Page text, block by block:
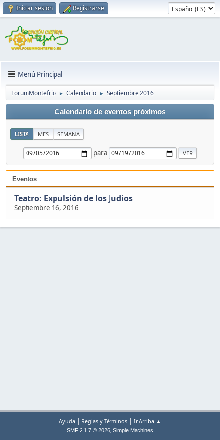
Iniciar sesión Registrarse
Menú Principal
ForumMontefrio ► Calendario ► Septiembre 2016
Calendario de eventos próximos
LISTA MES SEMANA
para
Eventos
Teatro: Expulsión de los Judios
Septiembre 16, 2016
Ayuda | Reglas y Términos | Ir Arriba ▲
SMF 2.1.7 © 2026, Simple Machines